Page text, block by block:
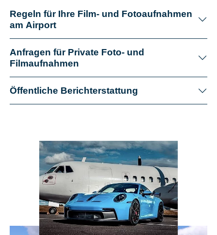
Regeln für Ihre Film- und Fotoaufnahmen
am Airport
Anfragen für Private Foto- und
Filmaufnahmen
Öffentliche Berichterstattung